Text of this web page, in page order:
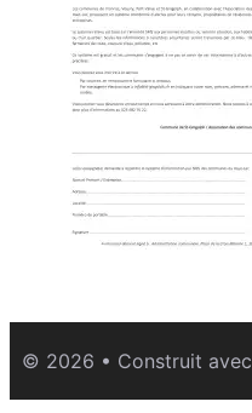
© 2026 • Construit avec